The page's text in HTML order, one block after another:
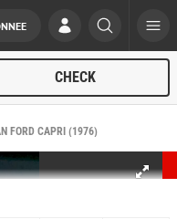
FORD CAPRI (1976)